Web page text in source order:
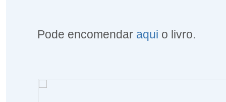
Pode encomendar aqui o livro.